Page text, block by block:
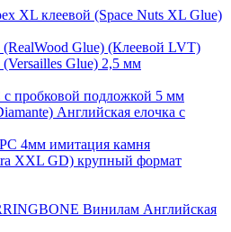
XL клеевой (Space Nuts XL Glue)
(RealWood Glue) (Клеевой LVT)
Glue) 2,5 мм
с пробковой подложкой 5 мм
Английская елочка с
4мм имитация камня
XXL GD) крупный формат
Винилам Английская